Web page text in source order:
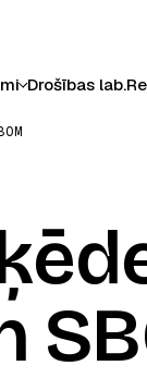
Drošības lab.